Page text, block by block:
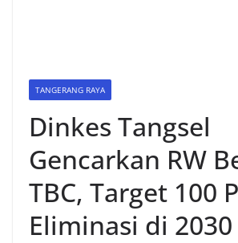
TANGERANG RAYA
Dinkes Tangsel
Gencarkan RW
TBC, Target 100
Eliminasi di 2030